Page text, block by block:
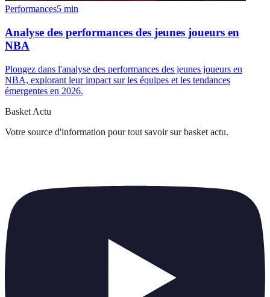
Performances5 min
Analyse des performances des jeunes joueurs en
NBA
Plongez dans l'analyse des performances des jeunes joueurs en
NBA, explorant leur impact sur les équipes et les tendances
émergentes en 2026.
Basket Actu
Votre source d'information pour tout savoir sur basket actu.